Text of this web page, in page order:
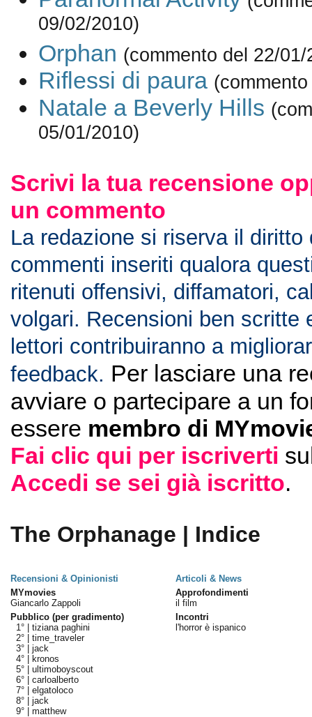
09/02/2010)
Orphan (commento del 22/01/
Riflessi di paura
Natale a Beverly Hills
05/01/2010)
Scrivi la tua recensione
un commento
La redazione si riserva il diritto
commenti inseriti qualora
ritenuti offensivi, diffamatori,
volgari. Recensioni ben scritte
lettori contribuiranno a
feedback. Per lasciare una
avviare o partecipare a un
essere membro di
Fai clic qui per iscriverti
Accedi se sei già iscritto.
The Orphanage | Indice
Recensioni & Opinionisti
Articoli & News
MYmovies
Giancarlo Zappoli
Pubblico (per gradimento)
1° | tiziana paghini
2° | time_traveler
3° | jack
4° |
kronos
5° | ultimoboyscout
6° | carloalberto
7° | elgatoloco
8° | jack
9° | matthew
Approfondimenti
il film
Incontri
l'horror è ispanico